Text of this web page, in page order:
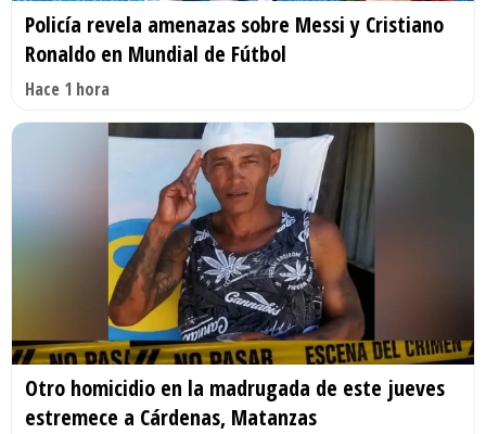
Policía revela amenazas sobre Messi y Cristiano
Ronaldo en Mundial de Fútbol
Hace 1 hora
Otro homicidio en la madrugada de este jueves
estremece a Cárdenas, Matanzas